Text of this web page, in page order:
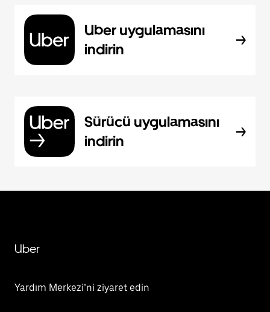
Uber uygulamasını
indirin
Sürücü uygulamasını
indirin
Uber
Yardım Merkezi’ni ziyaret edin